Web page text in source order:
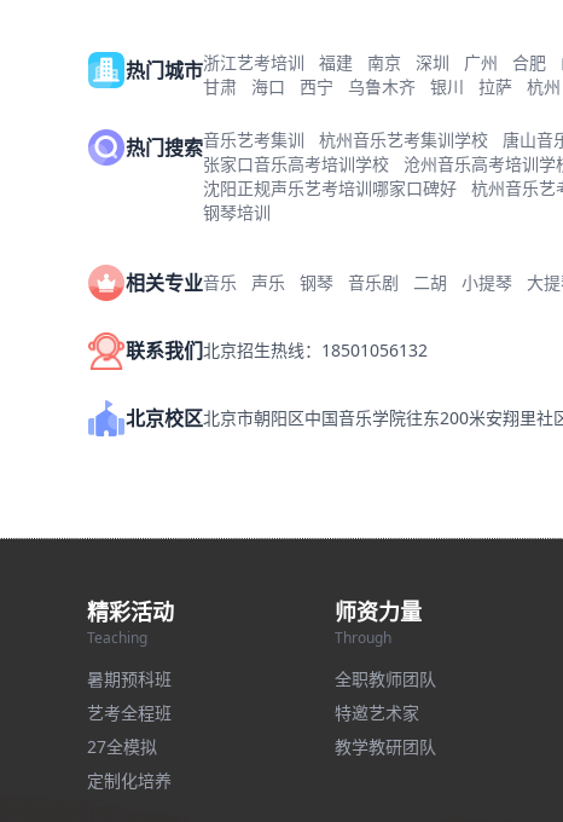
热门城市浙江艺考培训 福建 南京 深圳 广州 合肥
甘肃
海口 西宁 乌鲁木齐 银川 拉萨 杭州
热门搜索音乐艺考集训 杭州音乐艺考集训学校 唐山音
张家口音乐高考培训学校
沧州音乐高考培训学
沈阳正规声乐艺考培训哪家口碑好
杭州音乐艺
钢琴培训
相关专业音乐 声乐 钢琴 音乐剧 二胡 小提琴 大
联系我们北京招生热线：18501056132
北京校区北京市朝阳区中国音乐学院往东200米安翔里社
精彩活动
Teaching
暑期预科班
艺考全程班
27全模拟
定制化培养
师资力量
Through
全职教师团队
特邀艺术家
教学教研团队